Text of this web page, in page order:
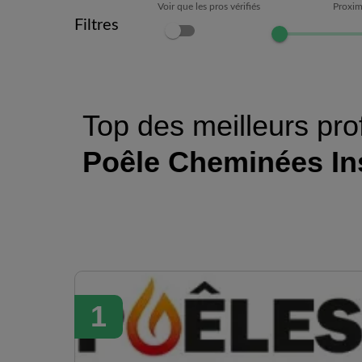
Filtres
Voir que les pros vérifiés
Top des meilleurs
Poêle Cheminées
1